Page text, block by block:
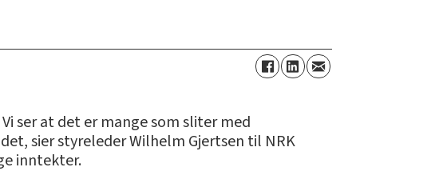
ser at det er mange som sliter med
sier styreleder Wilhelm Gjertsen til NRK
inntekter.